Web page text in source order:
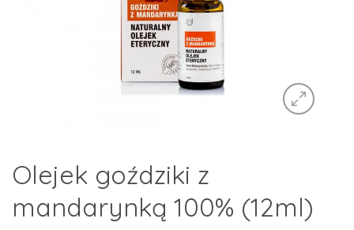
Olejek goździki z
mandarynką 100% (12ml)